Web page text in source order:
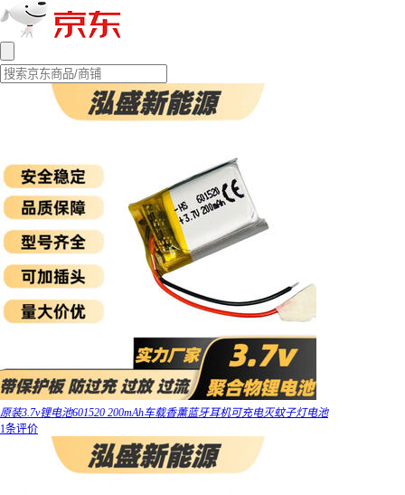
原装3.7v锂电池601520 200mAh车载香薰蓝牙耳机可充电灭蚊子灯电池
1条评价